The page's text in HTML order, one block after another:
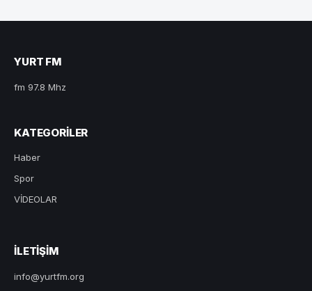
YURT FM
fm 97.8 Mhz
KATEGORILER
Haber
Spor
VİDEOLAR
ILETIŞIM
info@yurtfm.org